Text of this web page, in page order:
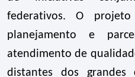
federativos. O
planejamento e
atendimento de
distantes dos grandes